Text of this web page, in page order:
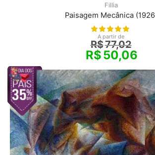
Fillia
Paisagem Mecânica
A partir de
R$77,02
R$50,06